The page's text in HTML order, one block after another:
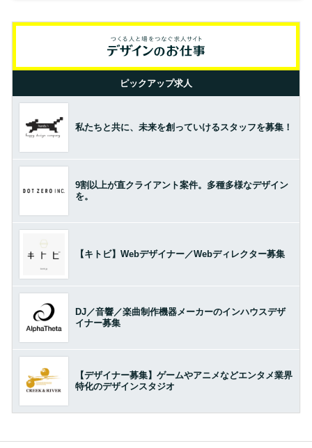
ピックアップ求人
私たちと共に、未来を創っていけるスタッフを募集！
9割以上が直クライアント案件。多種多様なデザイン
を。
【キトビ】Webデザイナー／Webディレクター募集
DJ／音響／楽曲制作機器メーカーのインハウスデザ
イナー募集
【デザイナー募集】ゲームやアニメなどエンタメ業界
特化のデザインスタジオ